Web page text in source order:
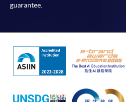
網上支付可通過「繳費靈」
VISA 或 Mastercard、「微信
Pay) 、「支付寶」(Online
繳付學費。
親身報名/郵遞
guarantee.